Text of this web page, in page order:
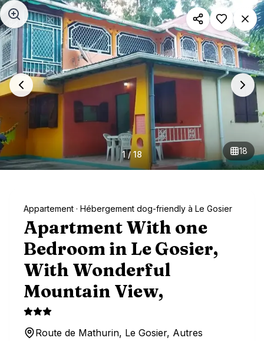
Aller au contenu principal
1/ 18 18
Appartement · Hébergement dog-friendly à Le Gosier
Apartment With one
Bedroom in Le Gosier,
With Wonderful
Mountain View,
Route de Mathurin, Le Gosier, Autres